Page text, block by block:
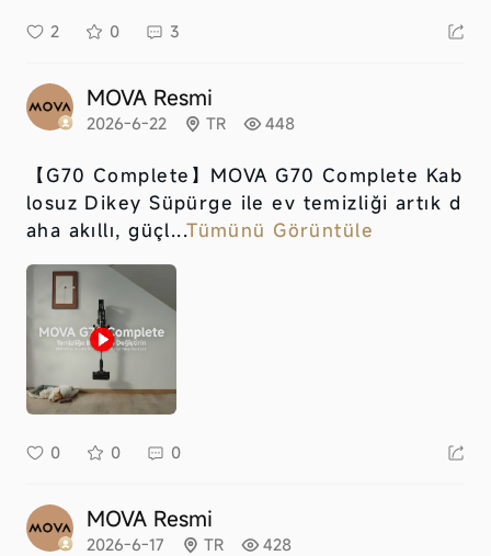
2 0 3
MOVA Resmi
2026-6-22 TR 448
【G70 Complete】 MOVA G70 Complete Kab
losuz Dikey Süpürge ile ev temizliği artık d
aha akıllı, güçl...Tümünü Görüntüle
0 0 0
MOVA Resmi
2026-6-17 TR 428